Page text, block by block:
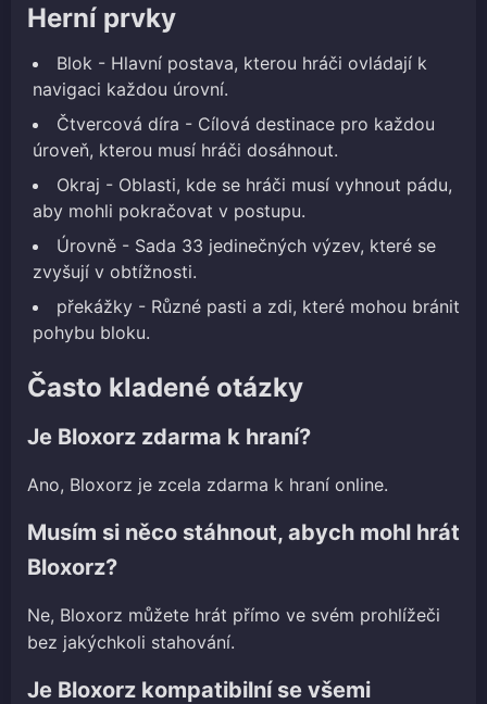
Herní prvky
Blok - Hlavní postava, kterou hráči ovládají k
navigaci každou úrovní.
Čtvercová díra - Cílová destinace pro každou
úroveň, kterou musí hráči dosáhnout.
Okraj - Oblasti, kde se hráči musí vyhnout pádu,
aby mohli pokračovat v postupu.
Úrovně - Sada 33 jedinečných výzev, které se
zvyšují v obtížnosti.
překážky - Různé pasti a zdi, které mohou bránit
pohybu bloku.
Často kladené otázky
Je Bloxorz zdarma k hraní?
Ano, Bloxorz je zcela zdarma k hraní online.
Musím si něco stáhnout, abych mohl hrát
Bloxorz?
Ne, Bloxorz můžete hrát přímo ve svém prohlížeči
bez jakýchkoli stahování.
Je Bloxorz kompatibilní se všemi